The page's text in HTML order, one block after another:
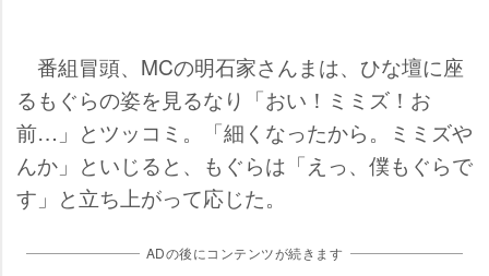
番組冒頭、MCの明石家さんまは、ひな壇に座
るもぐらの姿を見るなり「おい！ミミズ！お
前…」とツッコミ。「細くなったから。ミミズ
んか」といじると、もぐらは「えっ、僕もぐらで
す」と立ち上がって応じた。
ADの後にコンテンツが続きます